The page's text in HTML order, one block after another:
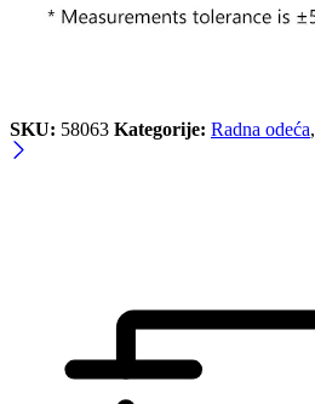
SKU: 58063 Kategorije: Radna odeća,